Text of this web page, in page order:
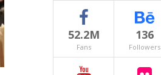
52.2M
Fans
136
Followers